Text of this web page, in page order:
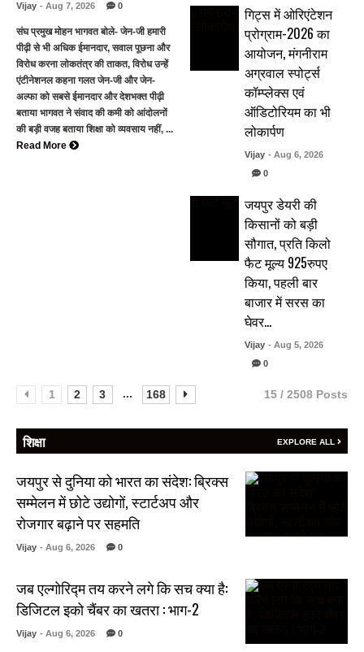
Vijay - Aug 7, 2026 0
संघ प्रमुख मोहन भागवत बोले- जेन-जी हमारी
पीढ़ी से भी अधिक ईमानदार, सवाल पूछना और
विरोध करना लोकतंत्र की ताकत, विरोध उन्हें
एंटीनेशनल कहना गलत जेन-जी और जेन-
अल्फा को सबसे ईमानदार और देशभक्त पीढ़ी
बताया भागवत ने संवाद की कमी को आंदोलनों
की बड़ी वजह बताया शिक्षा को व्यवसाय नहीं, ...
Read More
गिट्स में ओरिएंटेशन
प्रोग्राम-2026 का
आयोजन, मंगनीराम
अग्रवाल स्पोर्ट्स
कॉम्प्लेक्स एवं
ऑडिटोरियम का भी
लोकार्पण
Vijay - Aug 6, 2026
0
जयपुर डेयरी की
किसानों को बड़ी
सौगात, प्रति किलो
फैट मूल्य 925रुपए
किया, पहली बार
बाजार में सरस का
घेवर…
Vijay - Aug 5, 2026
0
1 2 3 ... 168 15 / 2508 Posts
शिक्षा EXPLORE ALL
जयपुर से दुनिया को भारत का संदेश: ब्रिक्स
सम्मेलन में छोटे उद्योगों, स्टार्टअप और
रोजगार बढ़ाने पर सहमति
Vijay - Aug 6, 2026 0
जब एल्गोरिद्म तय करने लगे कि सच क्या है:
डिजिटल इको चैंबर का खतरा : भाग-2
Vijay - Aug 6, 2026 0